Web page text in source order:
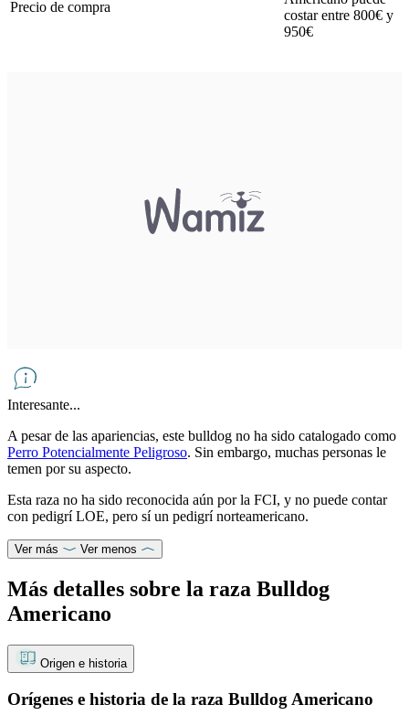
Precio de compra
costar entre 800€ y
950€
Interesante...
A pesar de las apariencias, este bulldog no ha sido catalogado como
Perro Potencialmente Peligroso. Sin embargo, muchas personas le
temen por su aspecto.
Esta raza no ha sido reconocida aún por la FCI, y no puede contar
con pedigrí LOE, pero sí un pedigrí norteamericano.
Ver más Ver menos
Más detalles sobre la raza Bulldog
Americano
Origen e historia
Orígenes e historia de la raza Bulldog Americano